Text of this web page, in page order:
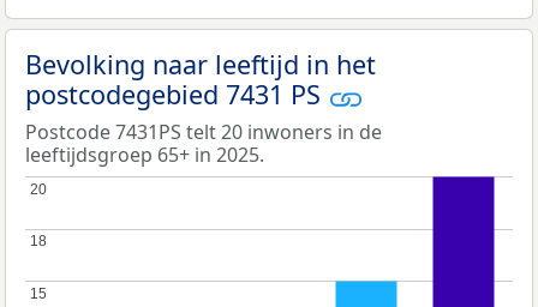
Bevolking naar leeftijd in het
postcodegebied 7431 PS
Postcode 7431PS telt 20 inwoners in de
leeftijdsgroep 65+ in 2025.
15
15
18
18
20
20